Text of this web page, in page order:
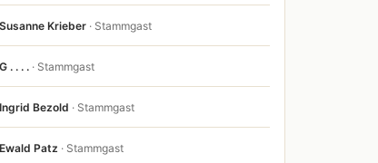
Susanne Krieber · Stammgast
G . . . . · Stammgast
Ingrid Bezold · Stammgast
Ewald Patz · Stammgast